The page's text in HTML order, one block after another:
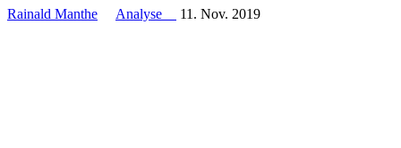
Rainald Manthe Analyse 11. Nov. 2019